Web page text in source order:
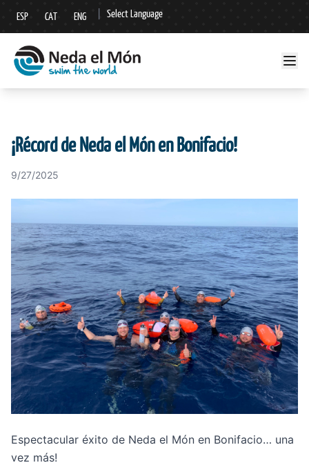
ESP CAT ENG Select Language
▼
¡Récord de Neda el Món en Bonifacio!
9/27/2025
Espectacular éxito de Neda el Món en Bonifacio… una
vez más!